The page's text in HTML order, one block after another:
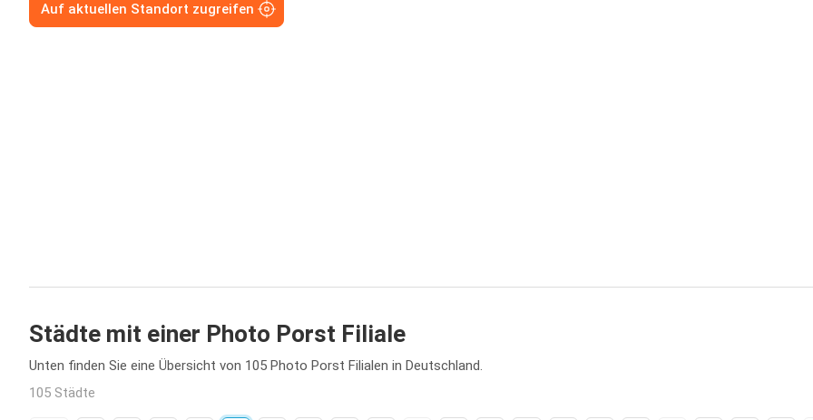
Auf aktuellen Standort zugreifen
Städte mit einer Photo Porst Filiale
Unten finden Sie eine Übersicht von 105 Photo Porst Filialen in Deutschland.
105 Städte